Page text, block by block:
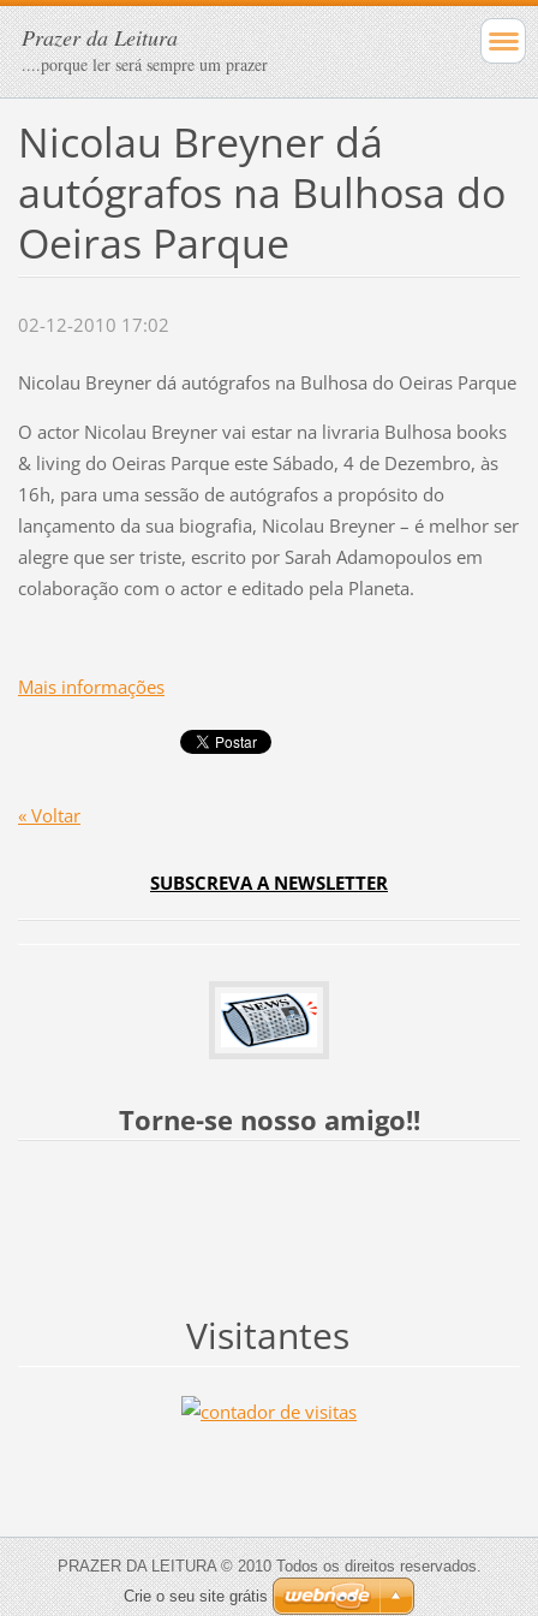
Prazer da Leitura
....porque ler será sempre um prazer
Nicolau Breyner dá
autógrafos na Bulhosa do
Oeiras Parque
02-12-2010 17:02
Nicolau Breyner dá autógrafos na Bulhosa do Oeiras Parque
O actor Nicolau Breyner vai estar na livraria Bulhosa books
& living do Oeiras Parque este Sábado, 4 de Dezembro, às
16h, para uma sessão de autógrafos a propósito do
lançamento da sua biografia, Nicolau Breyner – é melhor ser
alegre que ser triste, escrito por Sarah Adamopoulos em
colaboração com o actor e editado pela Planeta.
Mais informações
« Voltar
SUBSCREVA A NEWSLETTER
Torne-se nosso amigo!!
Visitantes
PRAZER DA LEITURA © 2010 Todos os direitos reservados.
Crie o seu site grátis